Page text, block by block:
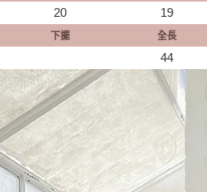
20 19
下擺 全長
44